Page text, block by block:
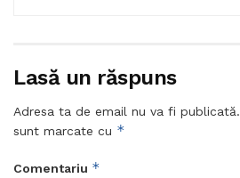
Lasă un răspuns
Adresa ta de email nu va fi publicată.
sunt marcate cu *
Comentariu *